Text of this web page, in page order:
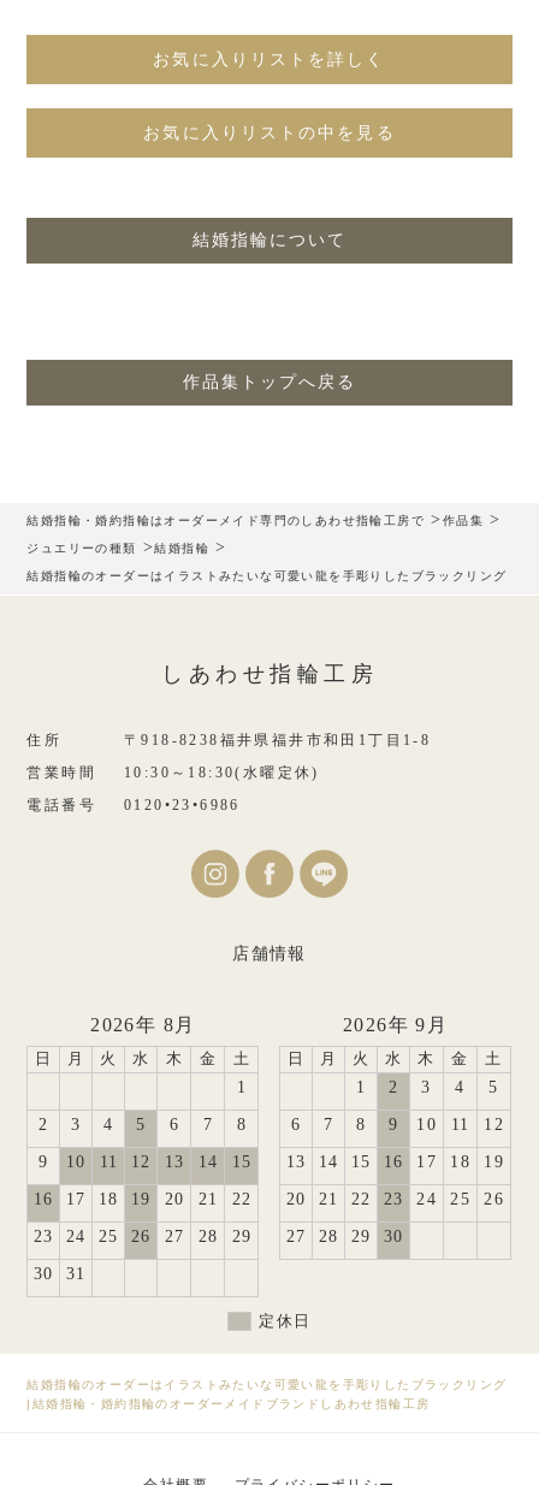
結婚指輪のオーダーはイラストみたいな可愛い龍を手彫りしたブラックリング
| 結婚指輪・婚約指輪のオーダーメイドブランドしあわせ指輪工房
お気に入りリストを詳しく
お気に入りリストの中を見る
結婚指輪について
作品集トップへ戻る
結婚指輪・婚約指輪はオーダーメイド専門のしあわせ指輪工房で > 作品集 >
ジュエリーの種類 >結婚指輪 >
結婚指輪のオーダーはイラストみたいな可愛い龍を手彫りしたブラックリング
しあわせ指輪工房
住所
〒918-8238福井県福井市和田1丁目1-8
営業時間
10:30～18:30(水曜定休)
電話番号
0120•23•6986
店舗情報
2026年 8月
日 月 火 水 木 金 土
1
2 3 4 5 6 7 8
9 10 11 12 13 14 15
16 17 18 19 20 21 22
23 24 25 26 27 28 29
30 31
2026年 9月
日 月 火 水 木 金 土
1 2 3 4 5
6 7 8 9 10 11 12
13 14 15 16 17 18 19
20 21 22 23 24 25 26
27 28 29 30
定休日